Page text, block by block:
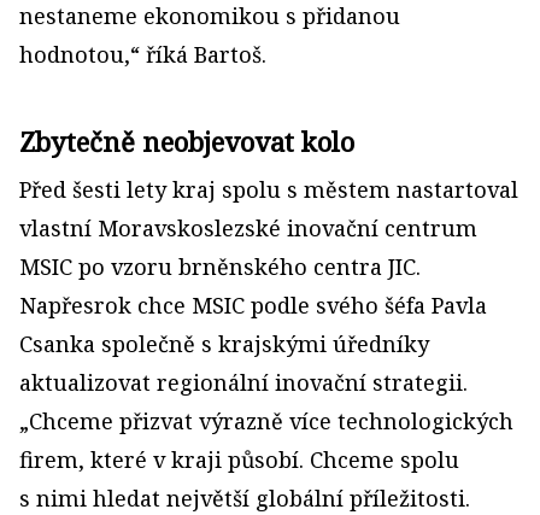
nestaneme ekonomikou s přidanou
hodnotou,“ říká Bartoš.
Zbytečně neobjevovat kolo
Před šesti lety kraj spolu s městem nastartoval
vlastní Moravskoslezské inovační centrum
MSIC po vzoru brněnského centra JIC.
Napřesrok chce MSIC podle svého šéfa Pavla
Csanka společně s krajskými úředníky
aktualizovat regionální inovační strategii.
„Chceme přizvat výrazně více technologických
firem, které v kraji působí. Chceme spolu
s nimi hledat největší globální příležitosti.